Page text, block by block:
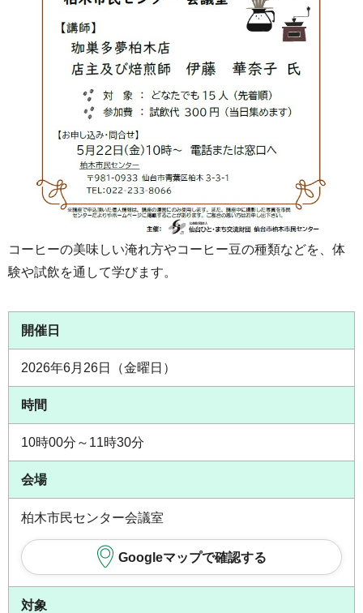
コーヒーの美味しい淹れ方やコーヒー豆の種類などを、体
験や試飲を通して学びます。
開催日
2026年6月26日（金曜日）
時間
10時00分～11時30分
会場
柏木市民センター会議室
Googleマップで確認する
対象